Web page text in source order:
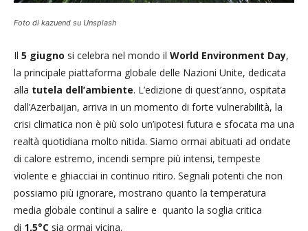
Foto di kazuend su Unsplash
Il 5 giugno si celebra nel mondo il World Environment Day,
la principale piattaforma globale delle Nazioni Unite, dedicata
alla tutela dell’ambiente. L’edizione di quest’anno, ospitata
dall’Azerbaijan, arriva in un momento di forte vulnerabilità, la
crisi climatica non è più solo un’ipotesi futura e sfocata ma una
realtà quotidiana molto nitida. Siamo ormai abituati ad ondate
di calore estremo, incendi sempre più intensi, tempeste
violente e ghiacciai in continuo ritiro. Segnali potenti che non
possiamo più ignorare, mostrano quanto la temperatura
media globale continui a salire e quanto la soglia critica
di 1,5°C sia ormai vicina.